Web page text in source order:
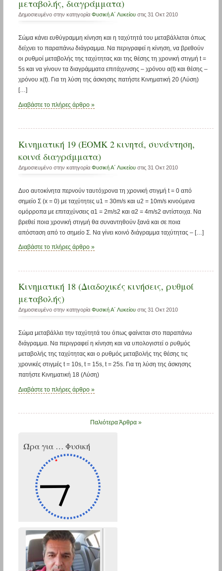
μεταβολής, διαγράμματα)
Δημοσιευμένο στην κατηγορία Φυσική Α΄ Λυκείουστις 31 Οκτ 2010
Σώμα κάνει ευθύγραμμη κίνηση και η ταχύτητά του μεταβάλλεται όπως
δείχνει το παραπάνω διάγραμμα. Να περιγραφεί η κίνηση, να βρεθούν
οι ρυθμοί μεταβολής της ταχύτητας και της θέσης τη χρονική στιγμή t =
5s και να γίνουν τα διαγράμματα επιτάχυνσης – χρόνου α(t) και θέσης –
χρόνου x(t). Για τη λύση της άσκησης πατήστε Κινηματική 20 (Λύση)
[…]
Διαβάστε το πλήρες άρθρο »
Κινηματική 19 (ΕΟΜΚ 2 κινητά, συνάντηση,
κοινά διαγράμματα)
Δημοσιευμένο στην κατηγορία Φυσική Α΄ Λυκείουστις 31 Οκτ 2010
Δυο αυτοκίνητα περνούν ταυτόχρονα τη χρονική στιγμή t = 0 από
σημείο Σ (x = 0) με ταχύτητες u1 = 30m/s και u2 = 10m/s κινούμενα
ομόρροπα με επιταχύνσεις α1 = 2m/s2 και α2 = 4m/s2 αντίστοιχα. Να
βρεθεί ποια χρονική στιγμή θα συναντηθούν ξανά και σε ποια
απόσταση από το σημείο Σ. Να γίνει κοινό διάγραμμα ταχύτητας – […]
Διαβάστε το πλήρες άρθρο »
Κινηματική 18 (Διαδοχικές κινήσεις, ρυθμοί
μεταβολής)
Δημοσιευμένο στην κατηγορία Φυσική Α΄ Λυκείουστις 31 Οκτ 2010
Σώμα μεταβάλλει την ταχύτητά του όπως φαίνεται στο παραπάνω
διάγραμμα. Να περιγραφεί η κίνηση και να υπολογιστεί ο ρυθμός
μεταβολής της ταχύτητας και ο ρυθμός μεταβολής της θέσης τις
χρονικές στιγμές t = 10s, t = 15s, t = 25s. Για τη λύση της άσκησης
πατήστε Κινηματική 18 (Λύση)
Διαβάστε το πλήρες άρθρο »
Παλιότερα Άρθρα »
Ώρα για … Φυσική